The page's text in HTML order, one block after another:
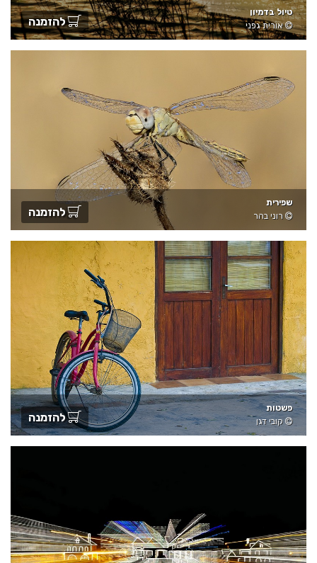
טיול בדמיון
אורית גפני
להזמנה
שפירית
רוני בהר
להזמנה
פשטות
קובי דגן
להזמנה